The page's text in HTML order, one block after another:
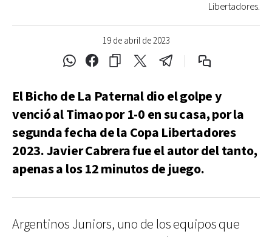
19 de abril de 2023
Libertadores.
El Bicho de La Paternal dio el golpe y
venció al Timao por 1-0 en su casa, por la
segunda fecha de la Copa Libertadores
2023. Javier Cabrera fue el autor del tanto,
apenas a los 12 minutos de juego.
Argentinos Juniors, uno de los equipos que